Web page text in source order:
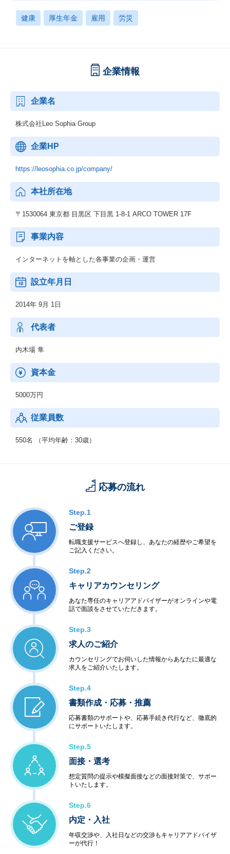
健康 厚生年金 雇用 労災
企業情報
企業名
株式会社Leo Sophia Group
企業HP
https://leosophia.co.jp/company/
本社所在地
〒1530064 東京都 目黒区 下目黒 1-8-1 ARCO TOWER 17F
事業内容
インターネットを軸とした各事業の企画・運営
設立年月日
2014年 9月 1日
代表者
内木場 隼
資本金
5000万円
従業員数
550名 （平均年齢：30歳）
応募の流れ
Step.1
ご登録
転職支援サービスへ登録し、あなたの経歴やご希望を
ご記入ください。
Step.2
キャリアカウンセリング
あなた専任のキャリアアドバイザーがオンラインや電
話で面談をさせていただきます。
Step.3
求人のご紹介
カウンセリングでお伺いした情報からあなたに最適な
求人をご紹介いたします。
Step.4
書類作成・応募・推薦
応募書類のサポートや、応募手続き代行など、徹底的
にサポートいたします。
Step.5
面接・選考
想定質問の提示や模擬面接などの面接対策で、サポー
トいたします。
Step.6
内定・入社
年収交渉や、入社日などの交渉もキャリアアドバイザ
ーが代行！